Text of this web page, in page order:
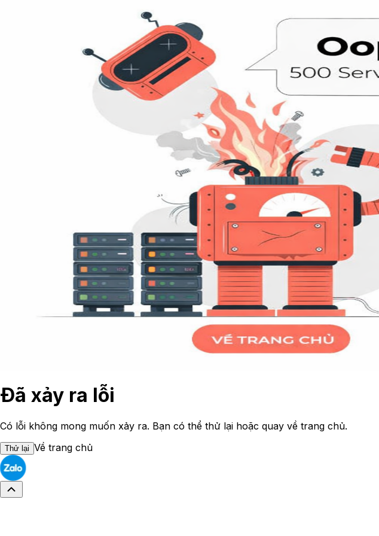
Đã xảy ra lỗi
Có lỗi không mong muốn xảy ra. Bạn có thể thử lại hoặc quay về trang chủ.
Thử lại Về trang chủ